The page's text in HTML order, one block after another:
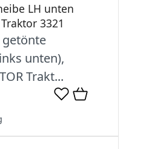
LH unten
3321
getönte
unten),
Trakt...